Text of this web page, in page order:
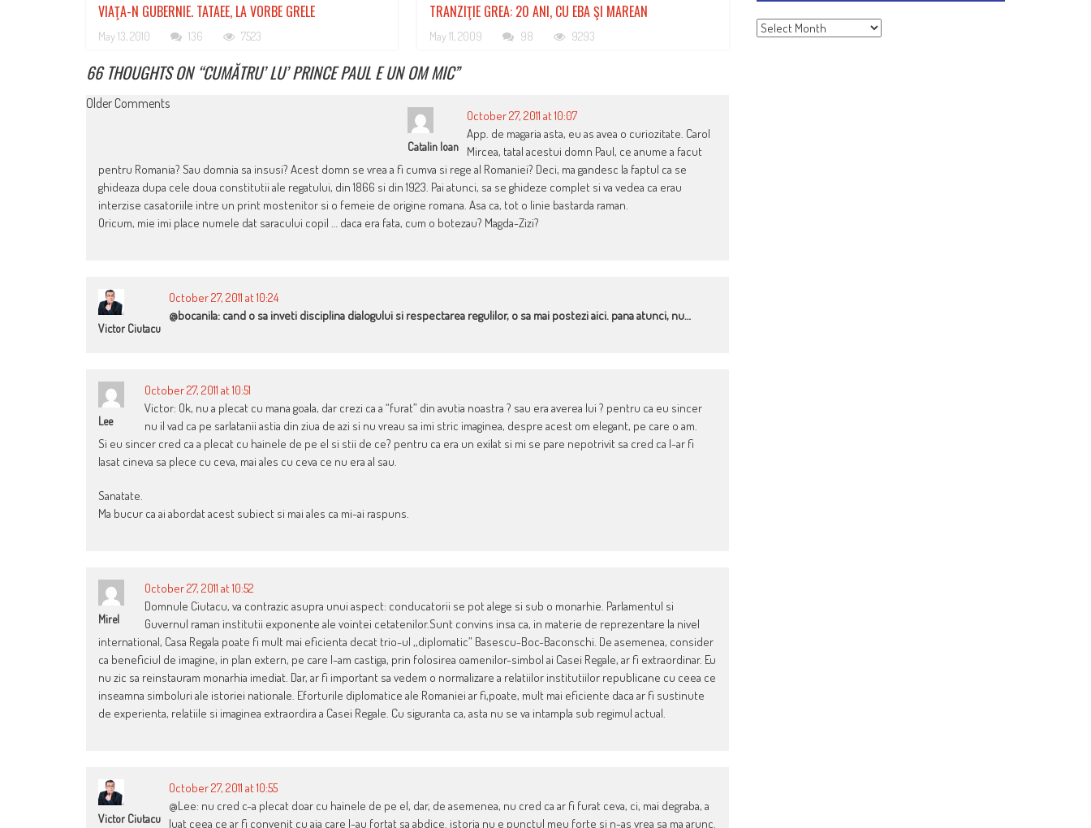
VIAŢA-N GUBERNIE. TATAEE, LA VORBE GRELE
May 13, 2010 136 7523
TRANZIŢIE GREA: 20 ANI, CU EBA ŞI MAREAN
May 11, 2009 98 9293
66 THOUGHTS ON “CUMĂTRU’ LU’ PRINCE PAUL E UN OM MIC”
COMMENT
Older Comments
Catalin Ioan
October 27, 2011 at 10:07
App. de magaria asta, eu as avea o curiozitate. Carol
Mircea, tatal acestui domn Paul, ce anume a facut
pentru Romania? Sau domnia sa insusi? Acest domn se vrea a fi cumva si rege al Romaniei? Deci, ma gandesc la faptul ca se
ghideaza dupa cele doua constitutii ale regatului, din 1866 si din 1923. Pai atunci, sa se ghideze complet si va vedea ca erau
interzise casatoriile intre un print mostenitor si o femeie de origine romana. Asa ca, tot o linie bastarda raman.
Oricum, mie imi place numele dat saracului copil … daca era fata, cum o botezau? Magda-Zizi?
Victor Ciutacu
October 27, 2011 at 10:24
@bocanila: cand o sa inveti disciplina dialogului si respectarea regulilor, o sa mai postezi aici. pana atunci, nu…
Lee
October 27, 2011 at 10:51
Victor: Ok, nu a plecat cu mana goala, dar crezi ca a “furat” din avutia noastra ? sau era averea lui ? pentru ca eu sincer
nu il vad ca pe sarlatanii astia din ziua de azi si nu vreau sa imi stric imaginea, despre acest om elegant, pe care o am.
Si eu sincer cred ca a plecat cu hainele de pe el si stii de ce? pentru ca era un exilat si mi se pare nepotrivit sa cred ca l-ar fi
lasat cineva sa plece cu ceva, mai ales cu ceva ce nu era al sau.
Sanatate.
Ma bucur ca ai abordat acest subiect si mai ales ca mi-ai raspuns.
Mirel
October 27, 2011 at 10:52
Domnule Ciutacu, va contrazic asupra unui aspect: conducatorii se pot alege si sub o monarhie. Parlamentul si
Guvernul raman institutii exponente ale vointei cetatenilor.Sunt convins insa ca, in materie de reprezentare la nivel
international, Casa Regala poate fi mult mai eficienta decat trio-ul ,,diplomatic” Basescu-Boc-Baconschi. De asemenea, consider
ca beneficiul de imagine, in plan extern, pe care l-am castiga, prin folosirea oamenilor-simbol ai Casei Regale, ar fi extraordinar. Eu
nu zic sa reinstauram monarhia imediat. Dar, ar fi important sa vedem o normalizare a relatiilor institutiilor republicane cu ceea ce
inseamna simboluri ale istoriei nationale. Eforturile diplomatice ale Romaniei ar fi,poate, mult mai eficiente daca ar fi sustinute
de experienta, relatiile si imaginea extraordira a Casei Regale. Cu siguranta ca, asta nu se va intampla sub regimul actual.
Victor Ciutacu
October 27, 2011 at 10:55
@Lee: nu cred c-a plecat doar cu hainele de pe el, dar, de asemenea, nu cred ca ar fi furat ceva, ci, mai degraba, a
luat ceea ce ar fi convenit cu aia care l-au fortat sa abdice. istoria nu e punctul meu forte si n-as vrea sa ma arunc.
Arhive